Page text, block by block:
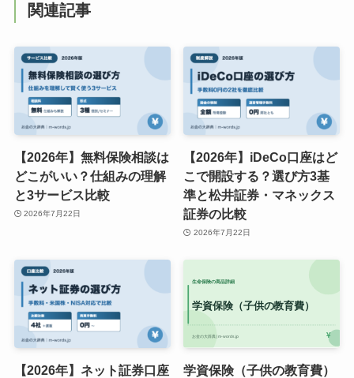
関連記事
【2026年】無料保険相談は
どこがいい？仕組みの理解
と3サービス比較
2026年7月22日
【2026年】iDeCo口座はど
こで開設する？選び方3基
準と松井証券・マネックス
証券の比較
2026年7月22日
【2026年】ネット証券口座
学資保険（子供の教育費）